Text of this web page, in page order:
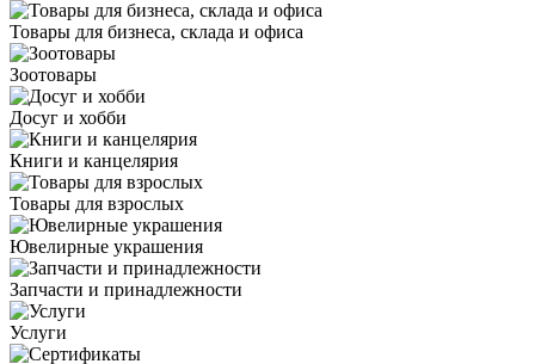
Товары для бизнеса, склада и офиса
Зоотовары
Досуг и хобби
Книги и канцелярия
Товары для взрослых
Ювелирные украшения
Запчасти и принадлежности
Услуги